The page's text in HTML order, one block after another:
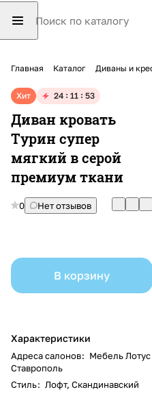
Главная Каталог
Хит 24 11 53
Диван кровать
Турин супер
мягкий в серой
премиум ткани
0 Нет отзывов
В корзину
Характеристики
Адреса салонов: Мебель Лотус
Ставрополь
Стиль: Лофт, Скандинавский